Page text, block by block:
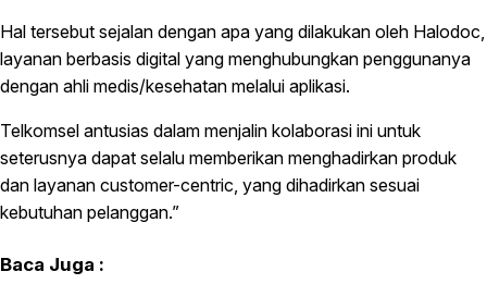
Hal tersebut sejalan dengan apa yang dilakukan oleh Halodoc,
layanan berbasis digital yang menghubungkan penggunanya
dengan ahli medis/kesehatan melalui aplikasi.
Telkomsel antusias dalam menjalin kolaborasi ini untuk
seterusnya dapat selalu memberikan menghadirkan produk
dan layanan customer-centric, yang dihadirkan sesuai
kebutuhan pelanggan.”
Baca Juga :